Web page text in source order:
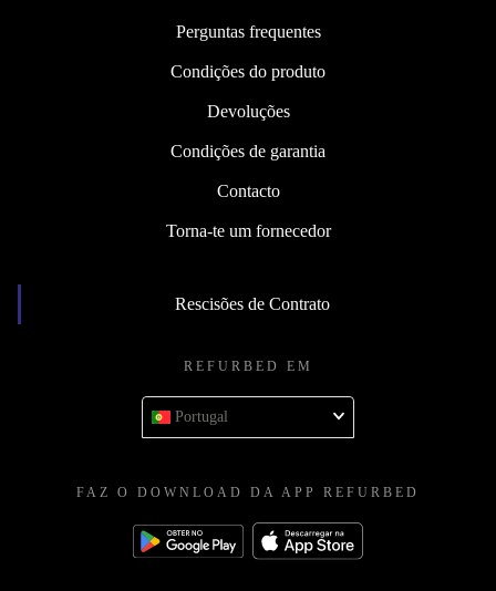
Perguntas frequentes
Condições do produto
Devoluções
Condições de garantia
Contacto
Torna-te um fornecedor
Rescisões de Contrato
REFURBED EM
Portugal
FAZ O DOWNLOAD DA APP REFURBED